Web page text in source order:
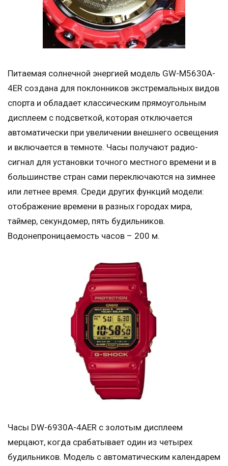
Питаемая солнечной энергией модель GW-M5630A-
4ER создана для поклонников экстремальных видов
спорта и обладает классическим прямоугольным
дисплеем с подсветкой, которая отключается
автоматически при увеличении внешнего освещения
и включается в темноте. Часы получают радио-
сигнал для установки точного местного времени и в
большинстве стран сами переключаются на зимнее
или летнее время. Среди других функций модели:
отображение времени в разных городах мира,
таймер, секундомер, пять будильников.
Водонепроницаемость часов – 200 м.
Часы DW-6930A-4AER с золотым дисплеем
мерцают, когда срабатывает один из четырех
будильников. Модель с автоматическим календарем